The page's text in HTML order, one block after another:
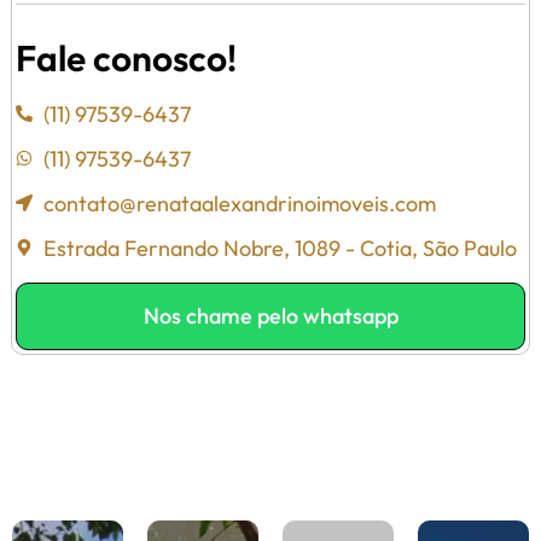
Fale conosco!
(11) 97539-6437
(11) 97539-6437
contato@renataalexandrinoimoveis.com
Estrada Fernando Nobre, 1089 - Cotia, São Paulo
Nos chame pelo whatsapp